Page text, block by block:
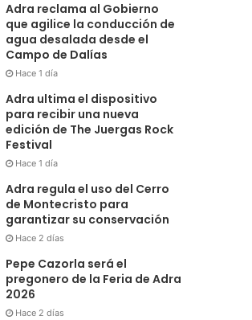
Adra reclama al Gobierno
que agilice la conducción de
agua desalada desde el
Campo de Dalías
Hace 1 día
Adra ultima el dispositivo
para recibir una nueva
edición de The Juergas Rock
Festival
Hace 1 día
Adra regula el uso del Cerro
de Montecristo para
garantizar su conservación
Hace 2 días
Pepe Cazorla será el
pregonero de la Feria de Adra
2026
Hace 2 días